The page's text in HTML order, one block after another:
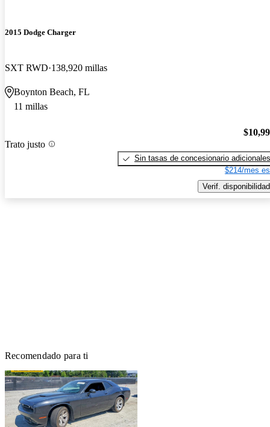
2015 Dodge Charger
SXT RWD 138,920 millas
Boynton Beach, FL
11 millas
Trato justo
Sin tasas de concesionario adicionales
$214/mes
Verif. disponibilidad
Recomendado para ti